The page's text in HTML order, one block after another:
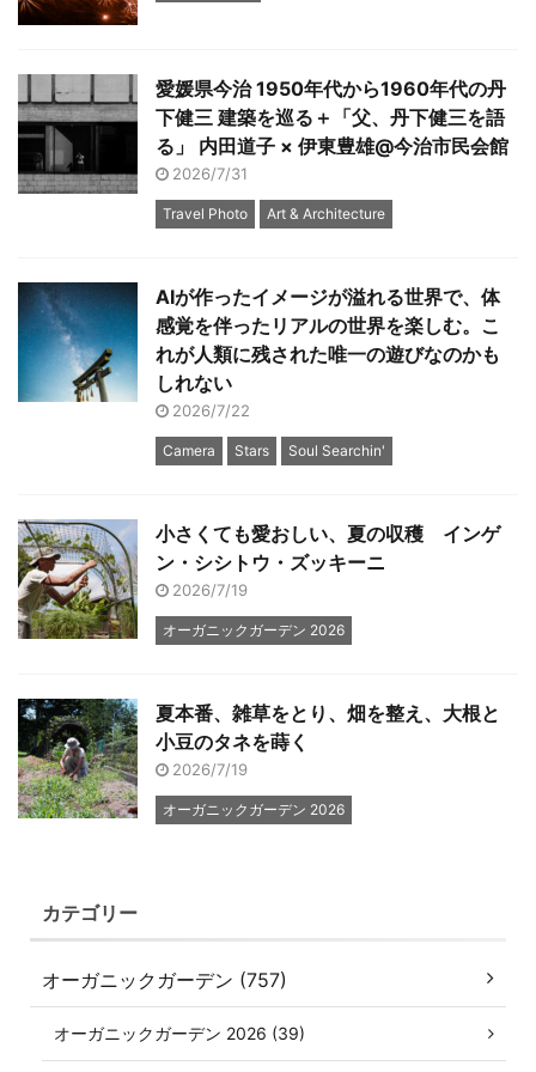
愛媛県今治 1950年代から1960年代の丹
下健三 建築を巡る＋「父、丹下健三を語
る」 内田道子 × 伊東豊雄@今治市民会館
2026/7/31
Travel Photo Art & Architecture
AIが作ったイメージが溢れる世界で、体
感覚を伴ったリアルの世界を楽しむ。こ
れが人類に残された唯一の遊びなのかも
しれない
2026/7/22
Camera Stars Soul Searchin'
小さくても愛おしい、夏の収穫 インゲ
ン・シシトウ・ズッキーニ
2026/7/19
オーガニックガーデン 2026
夏本番、雑草をとり、畑を整え、大根と
小豆のタネを蒔く
2026/7/19
オーガニックガーデン 2026
カテゴリー
オーガニックガーデン (757)
オーガニックガーデン 2026 (39)